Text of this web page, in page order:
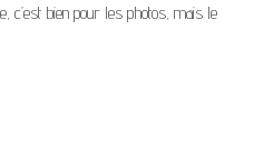
c’est bien pour les photos, mais le